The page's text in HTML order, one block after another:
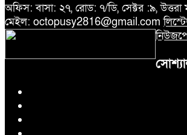
অফিস: বাসা: ২৭, রোড: ৭/ডি, সেক্টর :৯,
মেইল: octopusy2816@gmail.com